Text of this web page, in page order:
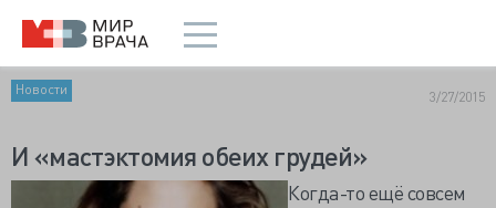
Новости 3/27/2015
И «мастэктомия обеих грудей»
Когда-то ещё совсем